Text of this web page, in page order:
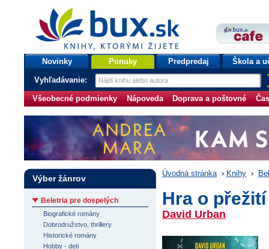
bux.sk
knihy, ktorými žijete
Úvodná stránka
Novinky Ponuky Predpredaj Škola a
Vyhľadávanie:
Všeobecné podmienky Nápoveda Doprava a poštovné
Úvodná stránka › Knihy ›
Hra o
David Urban
Výber žánrov
Beletria pre dospelých
Biografické romány
Dobrodružstvo, thrillery
Historické romány
Hobby - deti